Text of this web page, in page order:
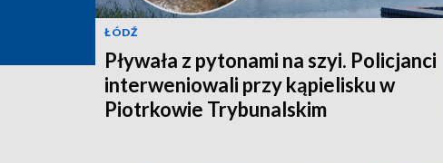
ŁÓDŹ
Pływała z pytonami na szyi. Policjanci
interweniowali przy kąpielisku w
Piotrkowie Trybunalskim